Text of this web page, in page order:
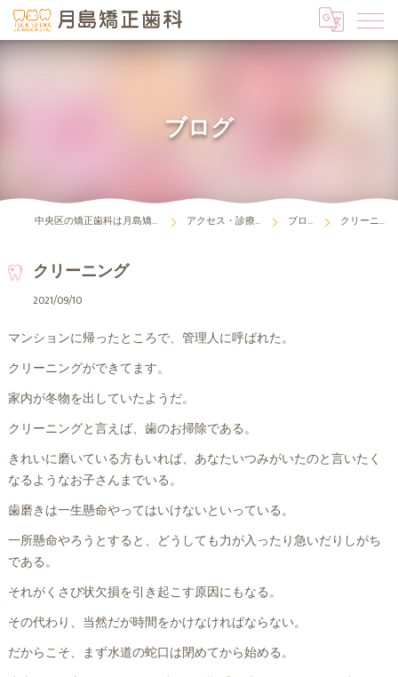
ブログ
中央区の矯正歯科は月島矯正歯科 アクセス・診療時間 ブログ クリーニング
クリーニング
2021/09/10
マンションに帰ったところで、管理人に呼ばれた。
クリーニングができてます。
家内が冬物を出していたようだ。
クリーニングと言えば、歯のお掃除である。
きれいに磨いている方もいれば、あなたいつみがいたのと言いたく
なるようなお子さんまでいる。
歯磨きは一生懸命やってはいけないといっている。
一所懸命やろうとすると、どうしても力が入ったり急いだりしがち
である。
それがくさび状欠損を引き起こす原因にもなる。
その代わり、当然だが時間をかけなければならない。
だからこそ、まず水道の蛇口は閉めてから始める。